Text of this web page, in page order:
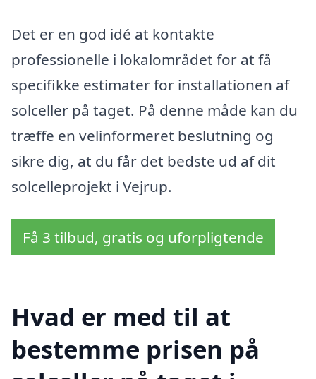
Det er en god idé at kontakte
professionelle i lokalområdet for at få
specifikke estimater for installationen af
solceller på taget. På denne måde kan du
træffe en velinformeret beslutning og
sikre dig, at du får det bedste ud af dit
solcelleprojekt i Vejrup.
Få 3 tilbud, gratis og uforpligtende
Hvad er med til at
bestemme prisen på